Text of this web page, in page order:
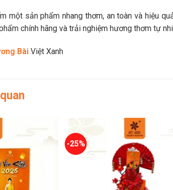
một sản phẩm nhang thơm, an toàn và hiệu
chính hãng và trải nghiệm hương thơm tự
Bài Việt Xanh
-25%